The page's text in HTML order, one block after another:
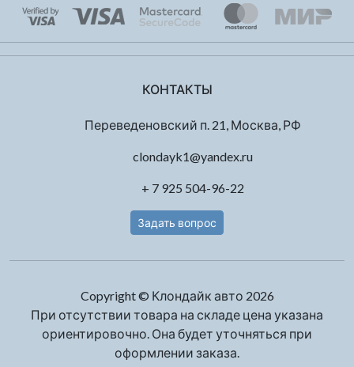
КОНТАКТЫ
Переведеновский п. 21, Москва, РФ
clondayk1@yandex.ru
+ 7 925 504-96-22
Задать вопрос
Copyright © Клондайк авто 2026
При отсутствии товара на складе цена указана
ориентировочно. Она будет уточняться при
оформлении заказа.